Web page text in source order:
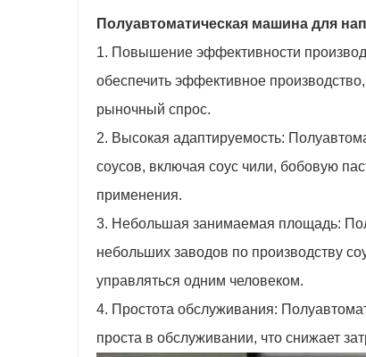
Полуавтоматическая машина для
1. Повышение эффективности
обеспечить эффективное
рыночный спрос.
2. Высокая адаптируемость:
соусов, включая соус чили, бобовую
применения.
3. Небольшая занимаемая площадь:
небольших заводов по производству
управляться одним человеком.
4. Простота обслуживания:
проста в обслуживании, что снижает